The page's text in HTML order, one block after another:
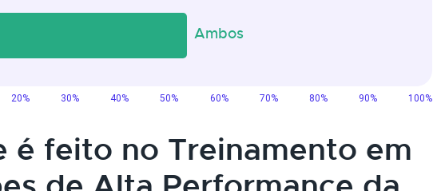
é feito no Treinamento em